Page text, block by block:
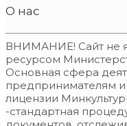
О нас
ВНИМАНИЕ! Сайт не
ресурсом
Основная сфера
предпринимателям
лицензии
-стандартная